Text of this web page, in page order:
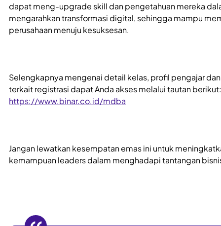
dapat meng-upgrade skill dan pengetahuan mereka
mengarahkan transformasi digital, sehingga mampu
perusahaan menuju kesuksesan.
Selengkapnya mengenai detail kelas, profil pengajar
terkait registrasi dapat Anda akses melalui tautan berikut:
https://www.binar.co.id/mdba
Jangan lewatkan kesempatan emas ini untuk
kemampuan leaders dalam menghadapi tantangan